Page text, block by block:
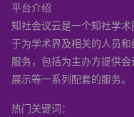
平台介绍
知社会议云是一个知社学
于为学术界及相关的人员
服务，包括为主办方提供
展示等一系列配套的服务。
热门关键词：